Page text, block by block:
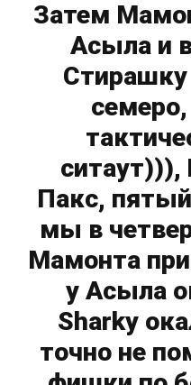
Затем
Асыла и
Стирашку
ситаут))),
Пакс,
мы в
Мамонта
у Асыла
Sharky
точно не